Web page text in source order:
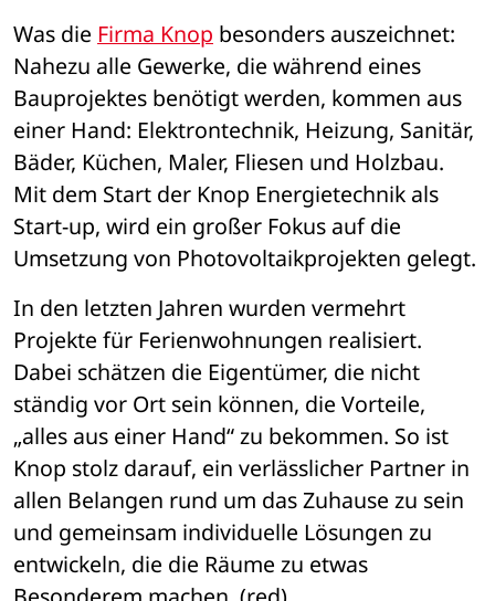
Was die Firma Knop besonders auszeichnet:
Nahezu alle Gewerke, die während eines
Bauprojektes benötigt werden, kommen aus
einer Hand: Elektrontechnik, Heizung, Sanitär,
Bäder, Küchen, Maler, Fliesen und Holzbau.
Mit dem Start der Knop Energietechnik als
Start-up, wird ein großer Fokus auf die
Umsetzung von Photovoltaikprojekten gelegt.
In den letzten Jahren wurden vermehrt
Projekte für Ferienwohnungen realisiert.
Dabei schätzen die Eigentümer, die nicht
ständig vor Ort sein können, die Vorteile,
„alles aus einer Hand“ zu bekommen. So ist
Knop stolz darauf, ein verlässlicher Partner in
allen Belangen rund um das Zuhause zu sein
und gemeinsam individuelle Lösungen zu
entwickeln, die die Räume zu etwas